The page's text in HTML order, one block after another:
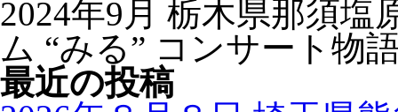
2024年9月 栃木県那須塩
ム “みる” コンサート物
最近の投稿